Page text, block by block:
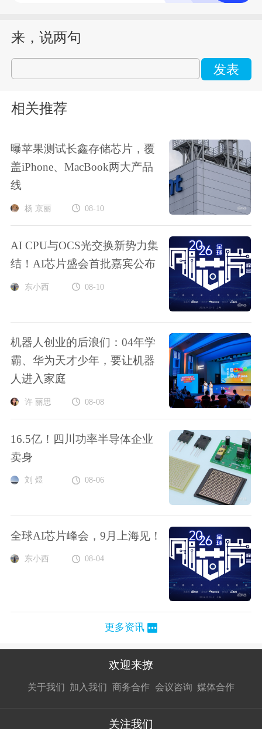
来，说两句
发表
相关推荐
曝苹果测试长鑫存储芯片，覆
盖iPhone、MacBook两大产品
线
杨 京丽 08-10
AI CPU与OCS光交换新势力集
结！AI芯片盛会首批嘉宾公布
东小西 08-10
机器人创业的后浪们：04年学
霸、华为天才少年，要让机器
人进入家庭
许 丽思 08-08
16.5亿！四川功率半导体企业
卖身
刘 煜 08-06
全球AI芯片峰会，9月上海见！
东小西 08-04
更多资讯
欢迎来撩
关于我们 加入我们
接扔简历
商务合作
接开聊
会议咨询 媒体合作
接开聊
关注我们